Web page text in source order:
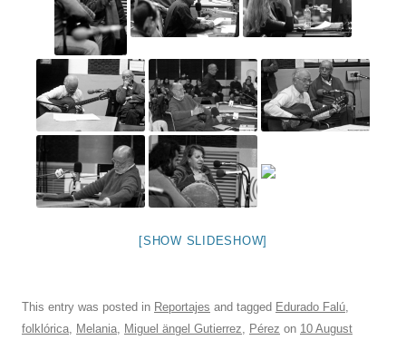
[SHOW SLIDESHOW]
This entry was posted in Reportajes and tagged Edurado Falú,
folklórica, Melania, Miguel ängel Gutierrez, Pérez on 10 August